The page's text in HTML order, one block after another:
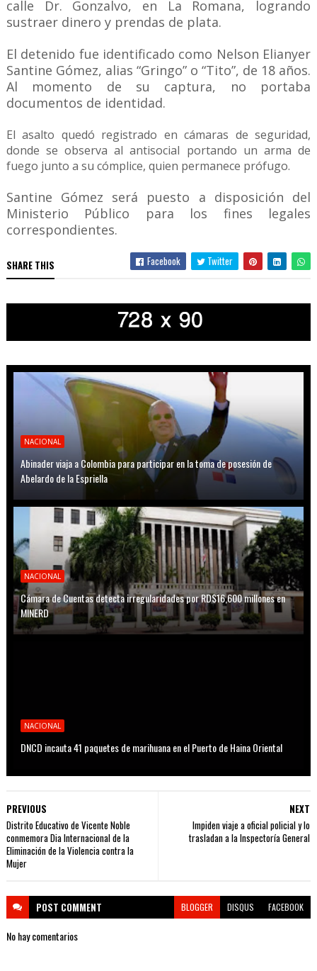
calle Dr. Gonzalvo, en La Romana, logrando
sustraer dinero y prendas de plata.
El detenido fue identificado como Nelson Elianyer
Santine Gómez, alias “Gringo” o “Tito”, de 18 años.
Al momento de su captura, no portaba
documentos de identidad.
El asalto quedó registrado en cámaras de seguridad,
donde se observa al antisocial portando un arma de
fuego junto a su cómplice, quien permanece prófugo.
Santine Gómez será puesto a disposición del
Ministerio Público para los fines legales
correspondientes.
SHARE THIS Facebook Twitter
NACIONAL
Abinader viaja a Colombia para participar en la toma de posesión de
Abelardo de la Espriella
NACIONAL
Cámara de Cuentas detecta irregularidades por RD$16,600 millones en
MINERD
NACIONAL
DNCD incauta 41 paquetes de marihuana en el Puerto de Haina Oriental
NEXT
Impiden viaje a oficial policial y lo
trasladan a la Inspectoría General
PREVIOUS
Distrito Educativo de Vicente Noble
conmemora Dia Internacional de la
Eliminación de la Violencia contra la
Mujer
POST COMMENT BLOGGER DISQUS FACEBOOK
No hay comentarios